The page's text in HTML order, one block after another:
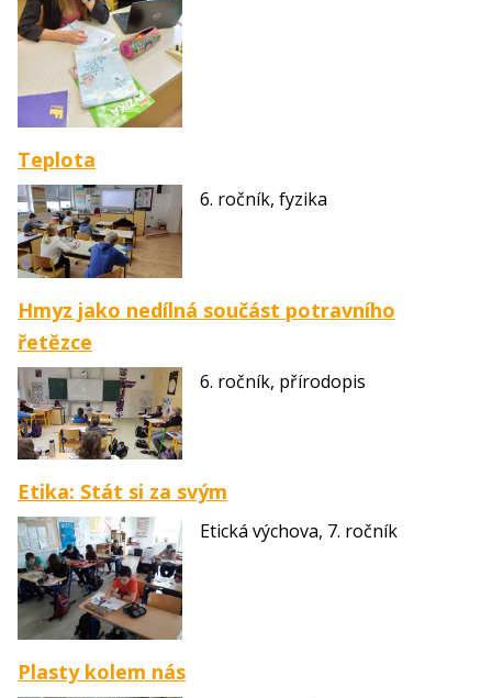
Teplota
6. ročník, fyzika
Hmyz jako nedílná součást potravního
řetězce
6. ročník, přírodopis
Etika: Stát si za svým
Etická výchova, 7. ročník
Plasty kolem nás